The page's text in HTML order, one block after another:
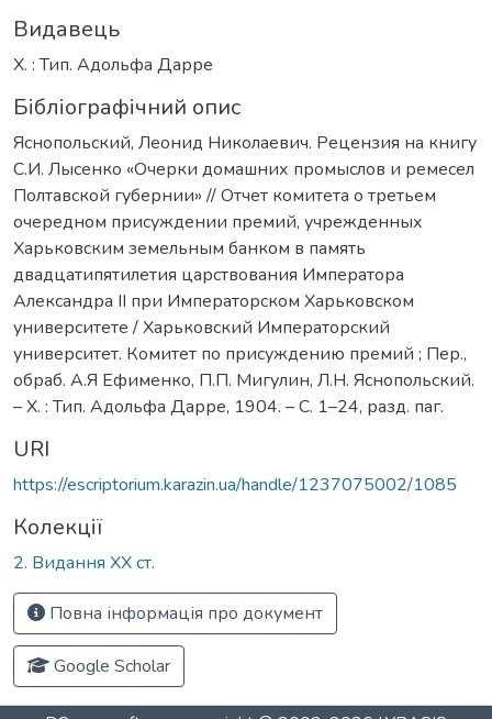
Видавець
Х. : Тип. Адольфа Дарре
Бібліографічний опис
Яснопольский, Леонид Николаевич. Рецензия на книгу
С.И. Лысенко «Очерки домашних промыслов и ремесел
Полтавской губернии» // Отчет комитета о третьем
очередном присуждении премий, учрежденных
Харьковским земельным банком в память
двадцатипятилетия царствования Императора
Александра ІІ при Императорском Харьковском
университете / Харьковский Императорский
университет. Комитет по присуждению премий ; Пер.,
обраб. А.Я Ефименко, П.П. Мигулин, Л.Н. Яснопольский.
– Х. : Тип. Адольфа Дарре, 1904. – С. 1–24, разд. паг.
URI
https://escriptorium.karazin.ua/handle/1237075002/1085
Колекції
2. Видання ХХ ст.
Повна інформація про документ
Google Scholar